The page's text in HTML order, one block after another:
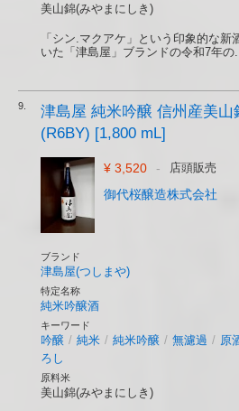
美山錦(みやまにしき)
「シン.マクアケ」という印象的な
いた「津島屋」ブランドの令和7年の
9.
津島屋 純米吟醸 信州産美山
(R6BY) [1,800 mL]
¥ 3,520 - 店頭販売
御代桜醸造株式会社
ブランド
津島屋(つしまや)
特定名称
純米吟醸酒
キーワード
吟醸 / 純米 / 純米吟醸 / 無濾過 / 原
ろし
原料米
美山錦(みやまにしき)